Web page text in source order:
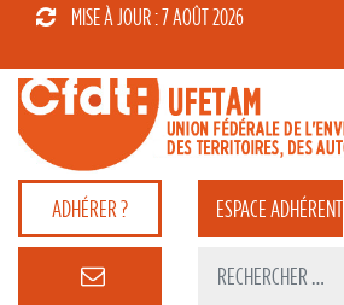
MISE À JOUR : 7 AOÛT 2026
ADHÉRER ? ESPACEADHÉRENT